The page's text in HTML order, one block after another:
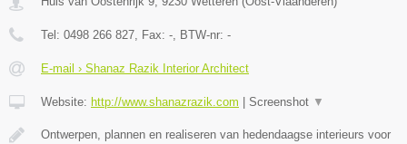
Tel: 0498 266 827, Fax: -, BTW-nr: -
E-mail › Shanaz Razik Interior Architect
Website: http://www.shanazrazik.com Screenshot ▼
Ontwerpen, plannen en realiseren van hedendaagse interieurs voor